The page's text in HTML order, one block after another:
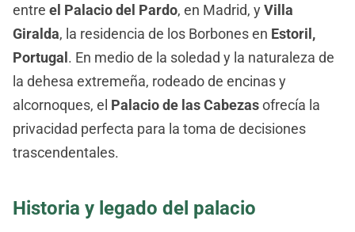
entre el Palacio del Pardo, en Madrid, yVilla
Giralda, la residencia de los Borbones en Estoril,
Portugal. En medio de la soledad y la naturaleza de
la dehesa extremeña, rodeado de encinas y
alcornoques, el Palacio de las Cabezasofrecía la
privacidad perfecta para la toma de decisiones
trascendentales.
Historia y legado del palacio